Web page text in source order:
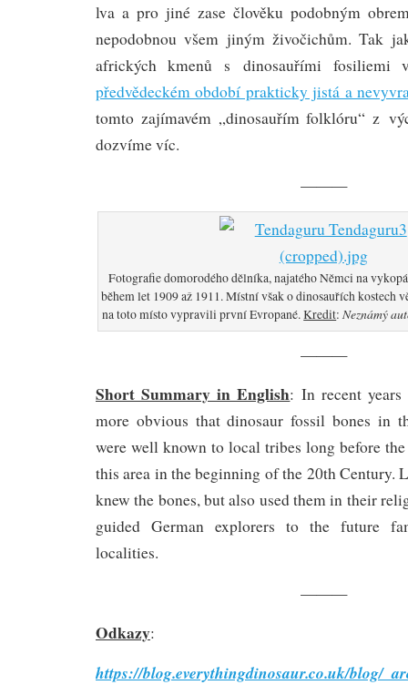
lva a pro jiné zase člověku podobným
nepodobnou všem jiným živočichům. Tak
afrických kmenů s dinosauřími fosiliemi
předvědeckém období prakticky jistá a
tomto zajímavém „dinosauřím folklóru“ z
dozvíme víc.
———
Fotografie domorodého dělníka, najatého Němci na
během let 1909 až 1911. Místní však o dinosauřích kostech
na toto místo vypravili první Evropané.Kredit:Neznámý
———
Short Summary in English: In recent
more obvious that dinosaur fossil bones in
were well known to local tribes long before
this area in the beginning of the 20th Century.
knew the bones, but also used them in their
guided German explorers to the future
localities.
———
Odkazy:
https://blog.everythingdinosaur.co.uk/blog/